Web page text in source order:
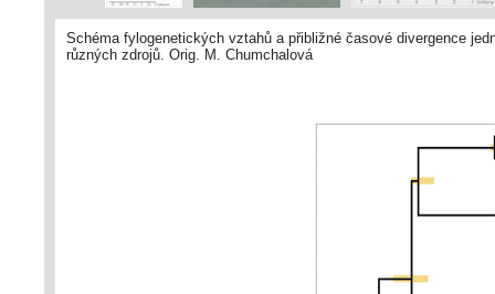
Schéma fylogenetických vztahů a přibližné časové divergence
různých zdrojů. Orig. M. Chumchalová